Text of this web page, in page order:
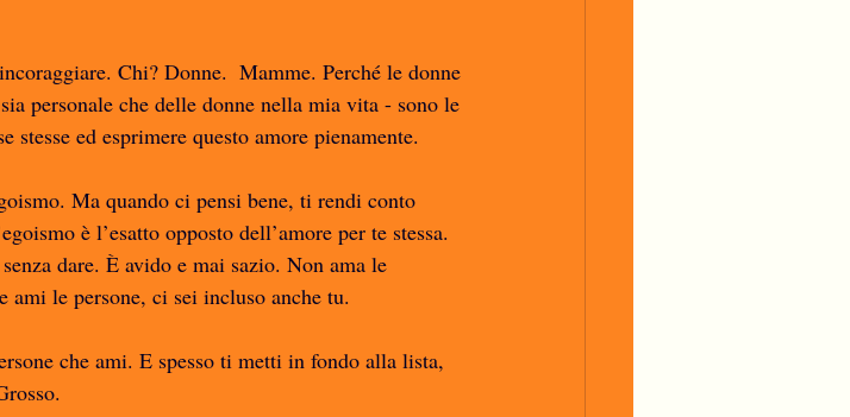
Chi? Donne.  Mamme. Perché le donne
personale che delle donne nella mia vita - sono le
ed esprimere questo amore pienamente.
Ma quando ci pensi bene, ti rendi conto
è l’esatto opposto dell’amore per te stessa.
dare. È avido e mai sazio. Non ama le
ami le persone, ci sei incluso anche tu.
che ami. E spesso ti metti in fondo alla lista,